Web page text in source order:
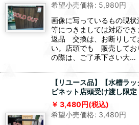
希望小売価格: 5,980円
画像に写っているもの
等につきましては対応で
返品 交換は、お断りして
い。店頭でも 販売して
の際は、ご了承下さい大…
【リユース品】【水槽ラ
ビネット店頭受け渡し限定
3,480円(税込)
希望小売価格: 3,480円